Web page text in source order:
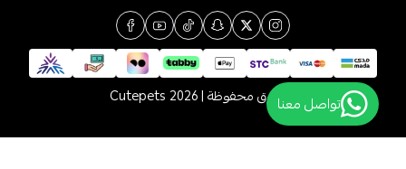
الحقوق محفوظة | 2026 Cutepets تواصل معنا